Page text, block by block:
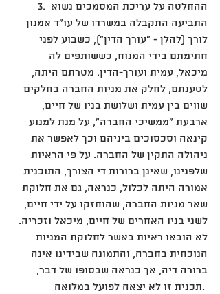
‎3. ההחלטה על עריכת המסמכים נשוא
התביעה התקבלה במשרדו של עו"ד אמנון
לורך (להלן - "עורך הדין"), כשבוע לפני
חתימתם בידי המנוח, כששותפים לה
מיכאל, עמית ועורך-הדין. מטרתם היתה,
לטענתם, לחלק את מניות החברה בחלקים
שווים בין עמית ושלושת בניו של חיים,
ארבעת "ממשיכי החברה", על מנת למנוע
קינאה וסכסוכים ביניהם וכך לאפשר את
ניהולה התקין של החברה. על פי הראיות
שלפנינו, שאינן ברורות די הצורך, התוכנית
אמורה היתה לכלול, כנראה, גם את חלוקת
שאר מניות החברה, שהוחזקו על ידי חיים,
לשני בניו האחרים של חיים, מיכאל וזכריה.
לא הובאו ראיות באשר לחלוקת המניות
הנוכחית בחברה, והתמונה שבידינו אינה
ברורה דיה, אך כנראה שבסופו של דבר,
תכנית זו לא יצאה לפועל במלואה.